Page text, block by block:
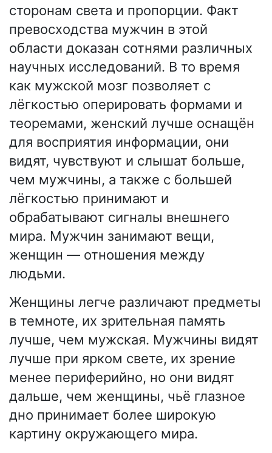
сторонам света и пропорции. Факт
превосходства мужчин в этой
области доказан сотнями различных
научных исследований. В то время
как мужской мозг позволяет с
лёгкостью оперировать формами и
теоремами, женский лучше оснащён
для восприятия информации, они
видят, чувствуют и слышат больше,
чем мужчины, а также с большей
лёгкостью принимают и
обрабатывают сигналы внешнего
мира. Мужчин занимают вещи,
женщин — отношения между
людьми.
Женщины легче различают предметы
в темноте, их зрительная память
лучше, чем мужская. Мужчины видят
лучше при ярком свете, их зрение
менее периферийно, но они видят
дальше, чем женщины, чьё глазное
дно принимает более широкую
картину окружающего мира.